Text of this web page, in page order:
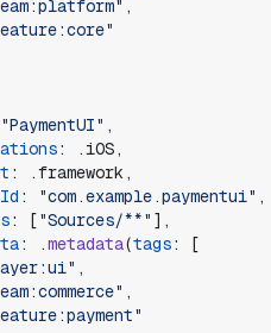
" ,
"
"PaymentUI" ,
: .iOS,
: .framework ,
: "com.example.paymentui" ,
: ["Sources/**" ] ,
: .metadata(tags:
[
" ,
" ,
"